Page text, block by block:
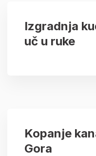
Izgradnja
uč u ruke
Kopanje
Gora